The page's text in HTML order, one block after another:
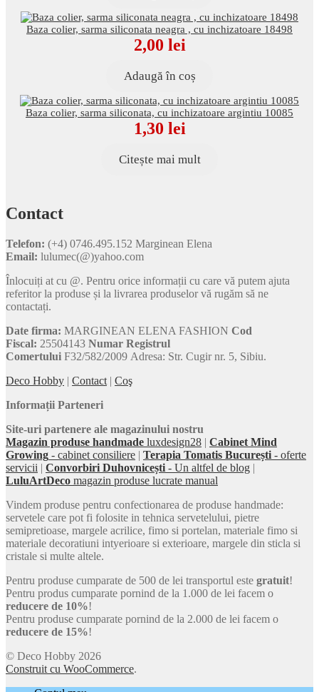
Baza colier, sarma siliconata neagra , cu inchizatoare 18498
2,00 lei
Adaugă în coș
Baza colier, sarma siliconata, cu inchizatoare argintiu 10085
1,30 lei
Citește mai mult
Contact
Telefon: (+4) 0746.495.152 Marginean Elena
Email: lulumec(@)yahoo.com
Înlocuiți at cu @. Pentru orice informații cu care vă putem ajuta
referitor la produse și la livrarea produselor vă rugăm să ne
contactați.
Date firma: MARGINEAN ELENA FASHION Cod
Fiscal: 25504143 Numar Registrul
Comertului F32/582/2009 Adresa: Str. Cugir nr. 5, Sibiu.
Deco Hobby | Contact | Coş
Informații Parteneri
Site-uri partenere ale magazinului nostru
Magazin produse handmade luxdesign28 | Cabinet Mind
Growing - cabinet consiliere | Terapia Tomatis București - oferte
servicii | Convorbiri Duhovnicești - Un altfel de blog |
LuluArtDeco magazin produse lucrate manual
Vindem produse pentru confectionarea de produse handmade:
servetele care pot fi folosite in tehnica servetelului, pietre
semipretioase, margele acrilice, fimo si portelan, materiale fimo si
materiale decoratiuni intyerioare si exterioare, margele din sticla si
cristale si multe altele.
Pentru produse cumparate de 500 de lei transportul este gratuit!
Pentru produs cumparate pornind de la 1.000 de lei facem o
reducere de 10%!
Pentru produse cumparate pornind de la 2.000 de lei facem o
reducere de 15%!
© Deco Hobby 2026
Construit cu WooCommerce.